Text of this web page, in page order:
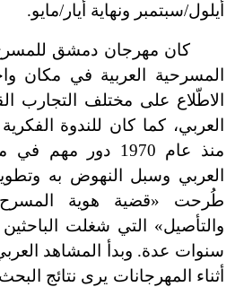
أيلول/سبتمبر ونهاية أيار/مايو.
كان مهرجان دمشق
المسرحية العربية في مكان
الاطّلاع على مختلف التجارب
العربي، كما كان للندوة
منذ عام 1970 دور
العربي وسبل النهوض به
طُرحت «قضية هوية المسرح
والتأصيل» التي شغلت
سنوات عدة. وبدأ المشاهد
أثناء المهرجانات يرى نتائج